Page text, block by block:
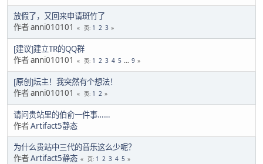
放假了，又回来申请斑竹了
作者 anni010101
页 1 2 3
[建议]建立TR的QQ群
作者 anni010101
页 1 2 3 4 5 ... 9
[原创]坛主！我突然有个想法！
作者 anni010101
页 1 2
请问贵站里的伯俞一件事……
作者Artifact5静态
为什么贵站中三代的音乐这么少呢？
作者Artifact5静态 页 1 2 3 4 5